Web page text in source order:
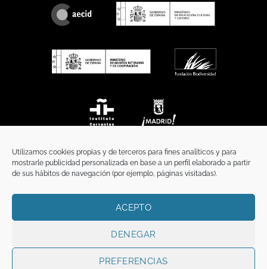
Utilizamos cookies propias y de terceros para fines analíticos y para
mostrarle publicidad personalizada en base a un perfil elaborado a partir
de sus hábitos de navegación (por ejemplo, páginas visitadas).
ACEPTO
DENEGAR
PREFERENCIAS
TÉRMINOS Y CONDICIONES
Copyright 2026 ©FunciFUNCI es titular de los derechos de propiedad
intelectual e industrial de este sitio web, y es también titular o tiene la